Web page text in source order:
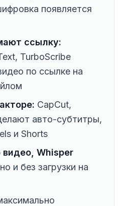
появляется
ссылку:
TurboScribe
по ссылке на
CapCut,
авто-субтитры,
и Shorts
видео, Whisper
и без загрузки на